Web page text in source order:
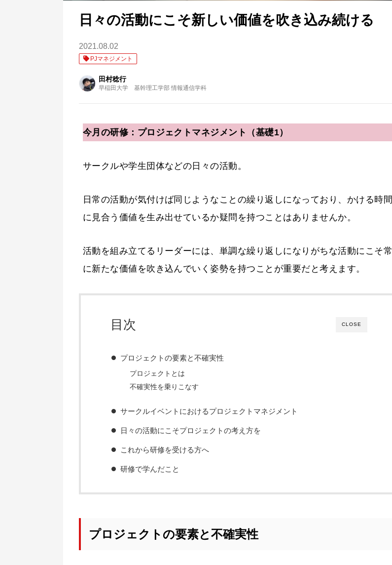
日々の活動にこそ新しい価値を吹き込み続ける
2021.08.02
PJマネジメント
田村稔行
早稲田大学 基幹理工学部 情報通信学科
今月の研修：プロジェクトマネジメント（基礎1）
サークルや学生団体などの日々の活動。
日常の活動が気付けば同じようなことの繰り返しになっており、かける時間
に見合う価値を生み出せているか疑問を持つことはありませんか。
活動を組み立てるリーダーには、単調な繰り返しになりがちな活動にこそ常
に新たな価値を吹き込んでいく姿勢を持つことが重要だと考えます。
CLOSE
目次
プロジェクトの要素と不確実性
プロジェクトとは
不確実性を乗りこなす
サークルイベントにおけるプロジェクトマネジメント
日々の活動にこそプロジェクトの考え方を
これから研修を受ける方へ
研修で学んだこと
プロジェクトの要素と不確実性